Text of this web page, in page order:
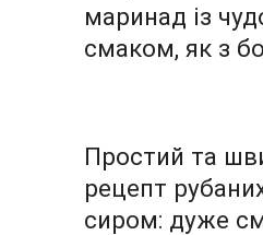
маринад із
смаком, як з
Простий та
рецепт
сиром: дуже